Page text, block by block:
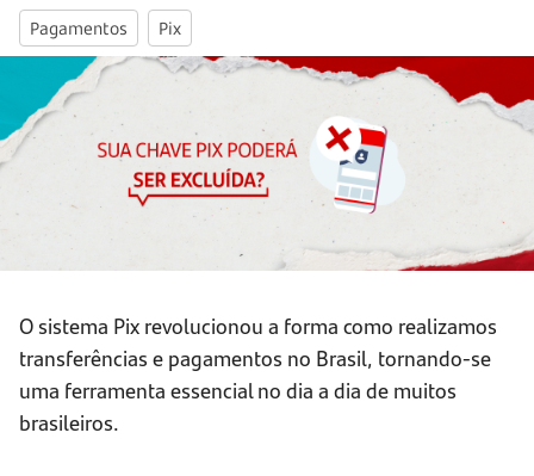
Pagamentos Pix
O sistema Pix revolucionou a forma como realizamos
transferências e pagamentos no Brasil, tornando-se
uma ferramenta essencial no dia a dia de muitos
brasileiros.